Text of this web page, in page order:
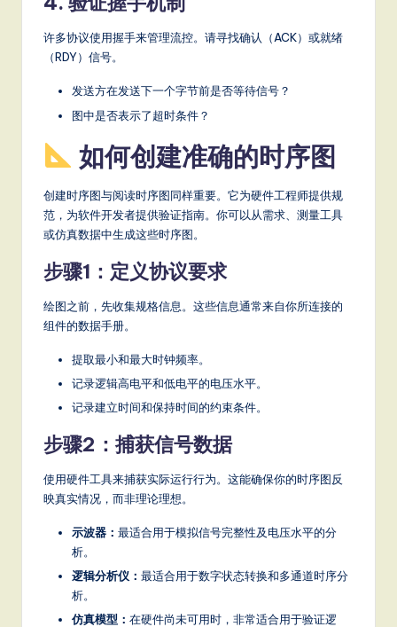
许多协议使用握手来管理流控。请寻找确认（ACK）或就绪
（RDY）信号。
发送方在发送下一个字节前是否等待信号？
图中是否表示了超时条件？
如何创建准确的时序图
创建时序图与阅读时序图同样重要。它为硬件工程师提供规
范，为软件开发者提供验证指南。你可以从需求、测量工具
或仿真数据中生成这些时序图。
步骤1：定义协议要求
绘图之前，先收集规格信息。这些信息通常来自你所连接的
组件的数据手册。
提取最小和最大时钟频率。
记录逻辑高电平和低电平的电压水平。
记录建立时间和保持时间的约束条件。
步骤2：捕获信号数据
使用硬件工具来捕获实际运行行为。这能确保你的时序图反
映真实情况，而非理论理想。
示波器： 最适合用于模拟信号完整性及电压水平的分
析。
逻辑分析仪： 最适合用于数字状态转换和多通道时序分
析。
仿真模型： 在硬件尚未可用时，非常适合用于验证逻